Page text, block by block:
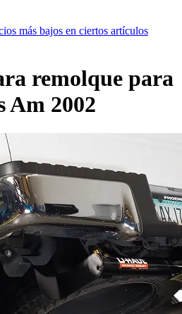
más bajos en ciertos artículos
remolque para
Am 2002